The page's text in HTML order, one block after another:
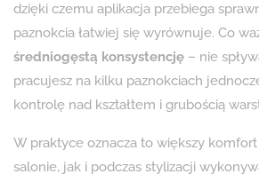
dzięki czemu aplikacja przebiega
paznokcia łatwiej się wyrównuje. Co
średniogęstą konsystencję – nie
pracujesz na kilku paznokciach
kontrolę nad kształtem i grubością
W praktyce oznacza to większy
salonie, jak i podczas stylizacji